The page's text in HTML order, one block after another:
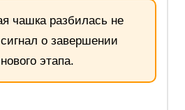
чашка разбилась не
о завершении
этапа.